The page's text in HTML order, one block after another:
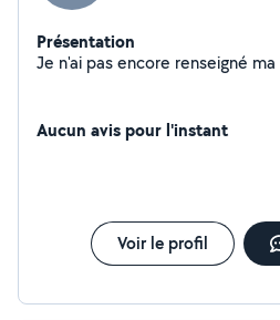
Présentation
Aucun avis pour l'instant
Voir le profil